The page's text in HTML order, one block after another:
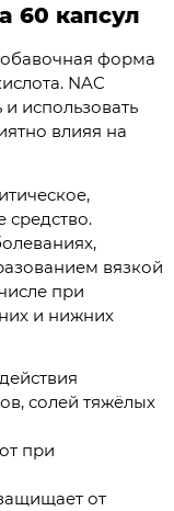
60 капсул
форма
NAC
использовать
влияя на
средство.
вязкой
при
и нижних
солей тяжёлых
при
от